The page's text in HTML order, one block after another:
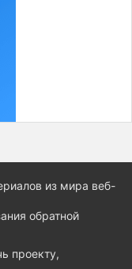
из мира веб-
обратной
проекту,